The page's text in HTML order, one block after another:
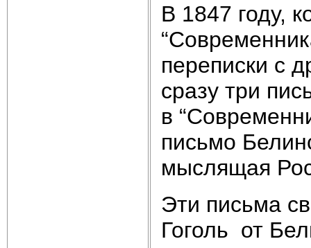
В 1847 году,
переписки с
сразу три
в
письмо
мыслящая
Эти письма
Гоголь от